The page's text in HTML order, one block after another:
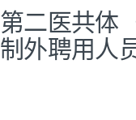
二医共体
外聘用人